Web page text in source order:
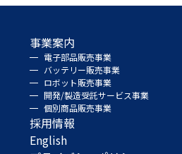
事業案内
電子部品販売事業
バッテリー販売事業
ロボット販売事業
開発/製造受託サービス事業
個別商品販売事業
採用情報
English